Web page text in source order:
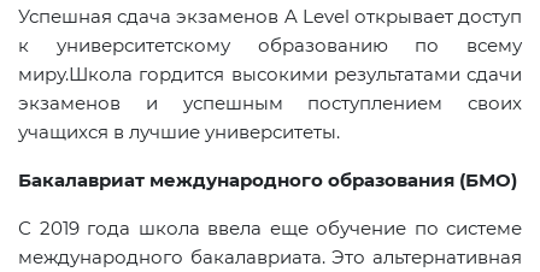
Успешная сдача экзаменов A Level открывает доступ
к университетскому образованию по всему
миру.Школа гордится высокими результатами сдачи
экзаменов и успешным поступлением своих
учащихся в лучшие университеты.
Бакалавриат международного образования (БМО)
С 2019 года школа ввела еще обучение по системе
международного бакалавриата. Это альтернативная